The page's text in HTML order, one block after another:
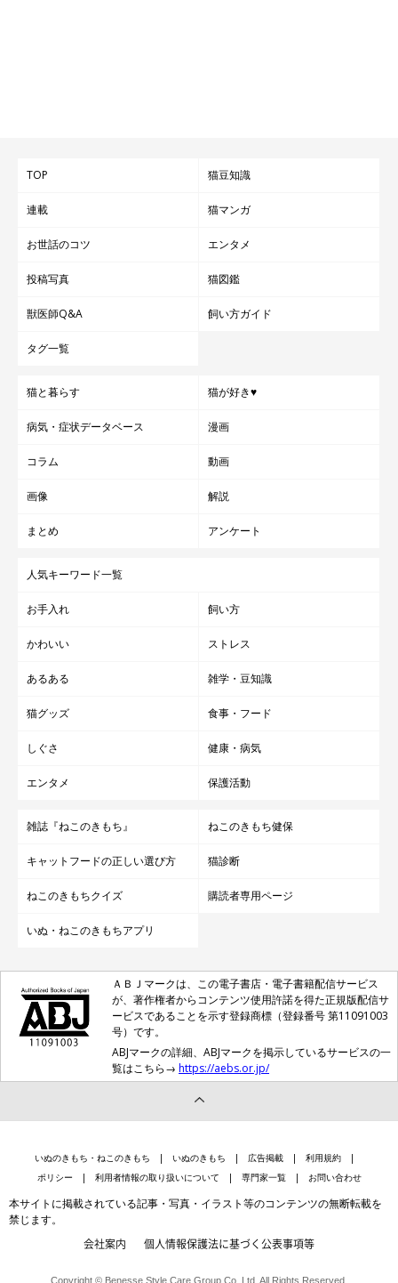
TOP 猫豆知識
連載 猫マンガ
お世話のコツ エンタメ
投稿写真 猫図鑑
獣医師Q&A 飼い方ガイド
タグ一覧
猫と暮らす 猫が好き♥
病気・症状データベース 漫画
コラム 動画
画像 解説
まとめ アンケート
人気キーワード一覧
お手入れ 飼い方
かわいい ストレス
あるある 雑学・豆知識
猫グッズ 食事・フード
しぐさ 健康・病気
エンタメ 保護活動
雑誌『ねこのきもち』 ねこのきもち健保
キャットフードの正しい選び方 猫診断
ねこのきもちクイズ 購読者専用ページ
いぬ・ねこのきもちアプリ
ＡＢＪマークは、この電子書店・電子書籍配信サービス
が、著作権者からコンテンツ使用許諾を得た正規版配信サ
ービスであることを示す登録商標（登録番号 第11091003
号）です。
ABJマークの詳細、ABJマークを掲示しているサービスの一
覧はこちら→ https://aebs.or.jp/
いぬのきもち・ねこのきもち いぬのきもち 広告掲載
利用規約
ポリシー
利用者情報の取り扱いについて 専門家一覧 お問い合わせ
本サイトに掲載されている記事・写真・イラスト等のコンテンツの無断転載を
禁じます。
会社案内 個人情報保護法に基づく公表事項等
Copyright © Benesse Style Care Group Co.,Ltd. All Rights Reserved.